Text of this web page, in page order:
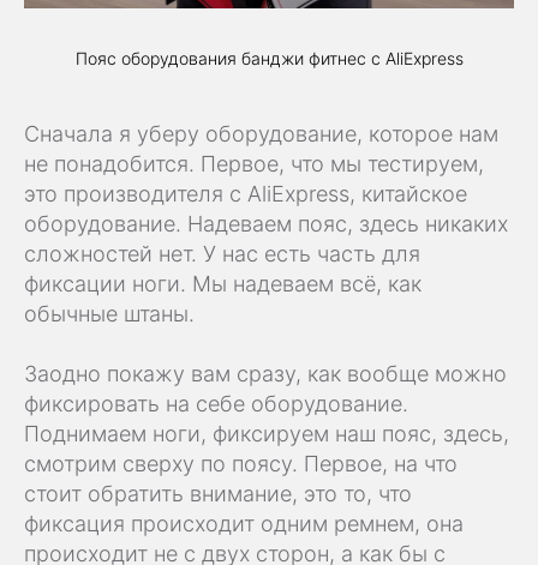
Пояс оборудования банджи фитнес с AliExpress
Сначала я уберу оборудование, которое нам
не понадобится. Первое, что мы тестируем,
это производителя с AliExpress, китайское
оборудование. Надеваем пояс, здесь никаких
сложностей нет. У нас есть часть для
фиксации ноги. Мы надеваем всё, как
обычные штаны.
Заодно покажу вам сразу, как вообще можно
фиксировать на себе оборудование.
Поднимаем ноги, фиксируем наш пояс, здесь,
смотрим сверху по поясу. Первое, на что
стоит обратить внимание, это то, что
фиксация происходит одним ремнем, она
происходит не с двух сторон, а как бы с